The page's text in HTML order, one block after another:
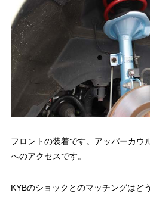
フロントの装着です。アッパーカウ
へのアクセスです。
KYBのショックとのマッチングはど